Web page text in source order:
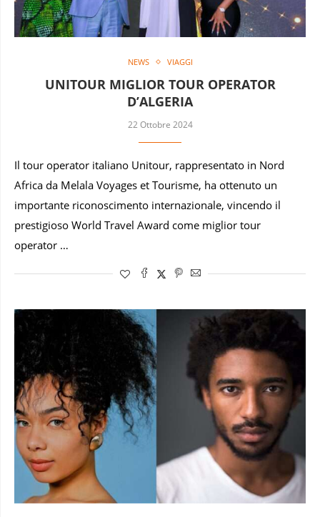
NEWS VIAGGI
UNITOUR MIGLIOR TOUR OPERATOR
D’ALGERIA
22 Ottobre 2024
Il tour operator italiano Unitour, rappresentato in Nord
Africa da Melala Voyages et Tourisme, ha ottenuto un
importante riconoscimento internazionale, vincendo il
prestigioso World Travel Award come miglior tour
operator …